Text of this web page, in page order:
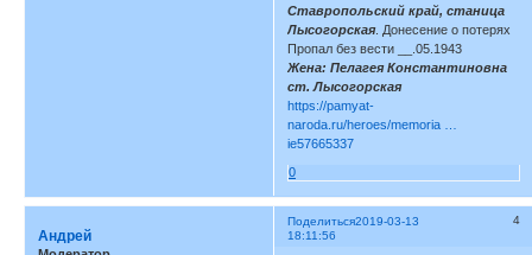
Ставропольский край, станица
Лысогорская. Донесение о потерях
Пропал без вести __.05.1943
Жена: Пелагея Константиновна
ст. Лысогорская
https://pamyat-
naroda.ru/heroes/memoria …
ie57665337
0
Поделиться 4
2019-03-13
18:11:56
Андрей